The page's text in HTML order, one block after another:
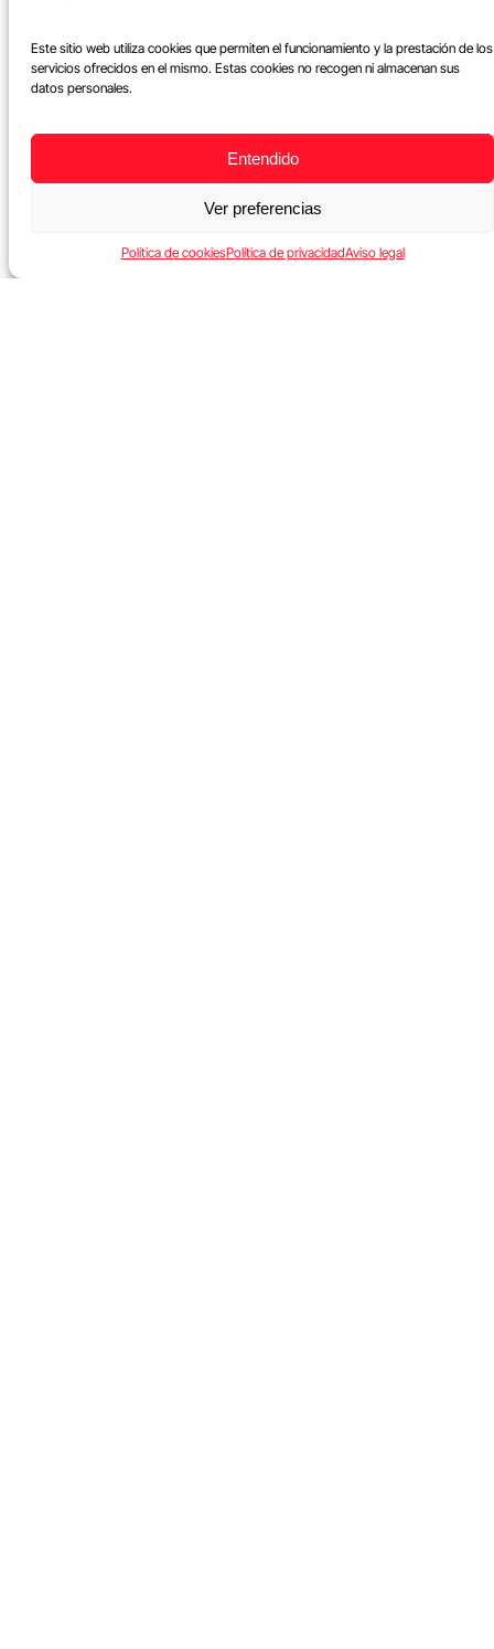
Este sitio web utiliza cookies que permiten el funcionamiento y la prestación de los
servicios ofrecidos en el mismo. Estas cookies no recogen ni almacenan sus
datos personales.
Entendido
Ver preferencias
Política de cookiesPolítica de privacidadAviso legal
Tiene tres opciones: